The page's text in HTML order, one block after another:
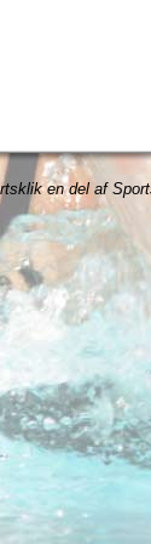
en del af